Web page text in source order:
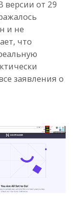
версии от 29
и не
что
заявления о